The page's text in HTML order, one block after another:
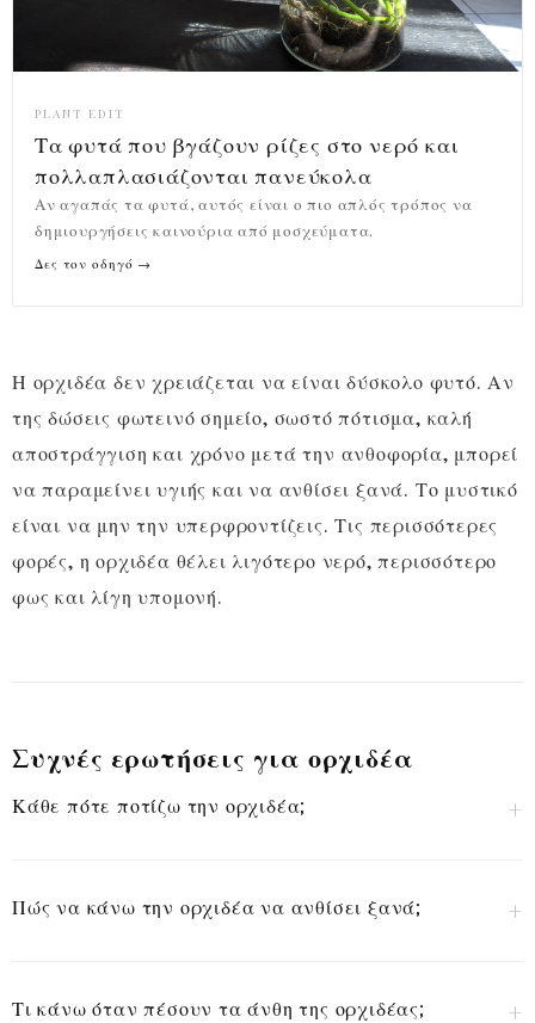
PLANT EDIT
Τα φυτά που βγάζουν ρίζες στο νερό και
πολλαπλασιάζονται πανεύκολα
Αν αγαπάς τα φυτά, αυτός είναι ο πιο απλός τρόπος να
δημιουργήσεις καινούρια από μοσχεύματα.
Δες τον οδηγό →
Η ορχιδέα δεν χρειάζεται να είναι δύσκολο φυτό. Αν
της δώσεις φωτεινό σημείο, σωστό πότισμα, καλή
αποστράγγιση και χρόνο μετά την ανθοφορία, μπορεί
να παραμείνει υγιής και να ανθίσει ξανά. Το μυστικό
είναι να μην την υπερφροντίζεις. Τις περισσότερες
φορές, η ορχιδέα θέλει λιγότερο νερό, περισσότερο
φως και λίγη υπομονή.
Συχνές ερωτήσεις για ορχιδέα
Κάθε πότε ποτίζω την ορχιδέα;
Πώς να κάνω την ορχιδέα να ανθίσει ξανά;
Τι κάνω όταν πέσουν τα άνθη της ορχιδέας;